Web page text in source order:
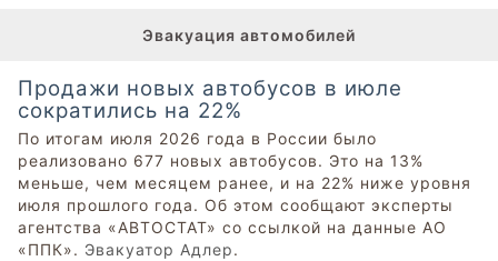
Эвакуация автомобилей
Продажи новых автобусов в июле
сократились на 22%
По итогам июля 2026 года в России было
реализовано 677 новых автобусов. Это на 13%
меньше, чем месяцем ранее, и на 22% ниже уровня
июля прошлого года. Об этом сообщают эксперты
агентства «АВТОСТАТ» со ссылкой на данные АО
«ППК». Эвакуатор Адлер.